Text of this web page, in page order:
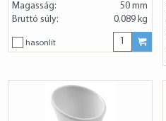
Magasság:
50 mm
Bruttó súly:
0.089 kg
hasonlít